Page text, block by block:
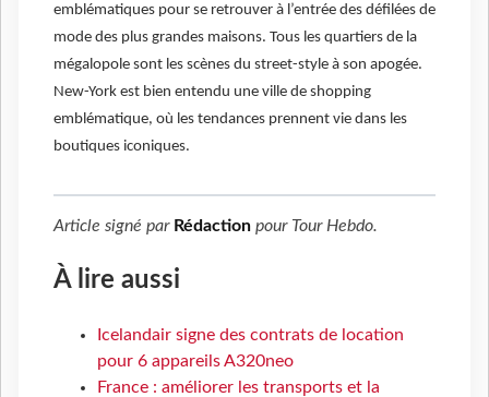
emblématiques pour se retrouver à l’entrée des défilées de
mode des plus grandes maisons. Tous les quartiers de la
mégalopole sont les scènes du street-style à son apogée.
New-York est bien entendu une ville de shopping
emblématique, où les tendances prennent vie dans les
boutiques iconiques.
Article signé par Rédaction pour Tour Hebdo.
À lire aussi
Icelandair signe des contrats de location
pour 6 appareils A320neo
France : améliorer les transports et la